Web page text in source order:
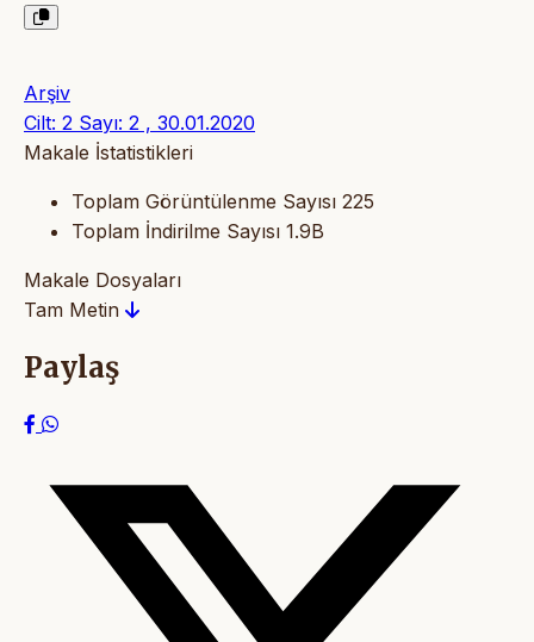
Arşiv
Cilt: 2 Sayı: 2 , 30.01.2020
Makale İstatistikleri
Toplam Görüntülenme Sayısı 225
Toplam İndirilme Sayısı 1.9B
Makale Dosyaları
Tam Metin
Paylaş